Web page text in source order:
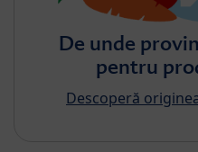
De unde
pentru
Descoperă